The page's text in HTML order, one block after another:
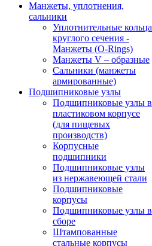
Манжеты, уплотнения,
сальники
Уплотнительные кольца
круглого сечения -
Манжеты (O-Rings)
Манжеты V – образные
Сальники (манжеты
армированные)
Подшипниковые узлы
Подшипниковые узлы в
пластиковом корпусе
(для пищевых
производств)
Корпусные
подшипники
Подшипниковые узлы
из нержавеющей стали
Подшипниковые
корпусы
Подшипниковые узлы в
сборе
Штампованные
стальные корпусы